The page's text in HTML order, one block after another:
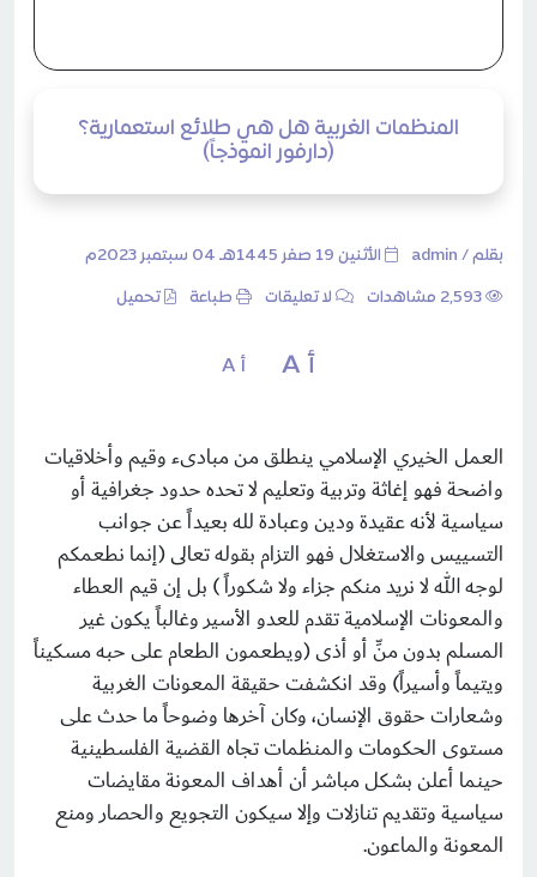
المنظمات الغربية هل هي طلائع استعمارية؟
(دارفور انموذجاً)
بقلم / admin الأثنين 19 صفر 1445هـ 04 سبتمبر 2023م
لا تعليقات طباعة تحميل
أ A أ A
العمل الخيري الإسلامي ينطلق من مبادىء وقيم وأخلاقيات
واضحة فهو إغاثة وتربية وتعليم لا تحده حدود جغرافية أو
سياسية لأنه عقيدة ودين وعبادة لله بعيداً عن جوانب
التسييس والاستغلال فهو التزام بقوله تعالى (إنما نطعمكم
لوجه الله لا نريد منكم جزاء ولا شكوراً ) بل إن قيم العطاء
والمعونات الإسلامية تقدم للعدو الأسير وغالباً يكون غير
المسلم بدون منِّ أو أذى (ويطعمون الطعام على حبه مسكيناً
ويتيماً وأسيراً) وقد انكشفت حقيقة المعونات الغربية
وشعارات حقوق الإنسان، وكان آخرها وضوحاً ما حدث على
مستوى الحكومات والمنظمات تجاه القضية الفلسطينية
حينما أعلن بشكل مباشر أن أهداف المعونة مقايضات
سياسية وتقديم تنازلات وإلا سيكون التجويع والحصار ومنع
المعونة والماعون.